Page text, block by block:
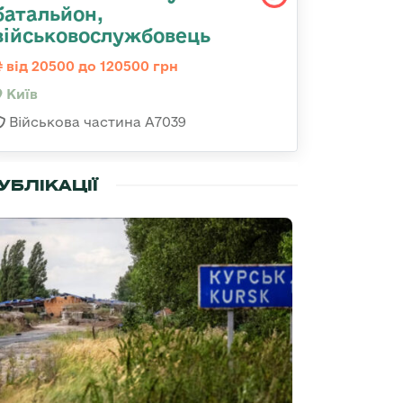
від 20500 до 120500 грн
Київ
Військова частина А7039